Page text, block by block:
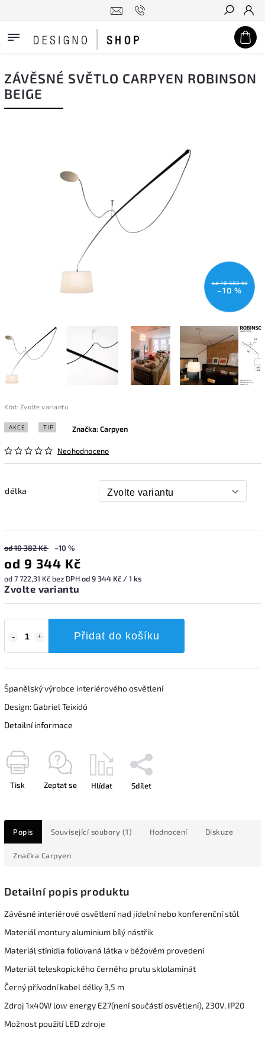
Hledat
ZÁVĚSNÉ SVĚTLO CARPYEN ROBINSON
BEIGE
od 10 382 Kč
–10 %
Kód: Zvolte variantu
AKCE TIP
Neohodnoceno
Značka:Carpyen
délka
od 10 382 Kč –10 %
od 9 344 Kč
od7 722,31 Kč bez DPHod 9 344 Kč / 1 ks
Zvolte variantu
Přidat do košíku
Španělský výrobce interiérového osvětlení
Design: Gabriel Teixidó
Detailní informace
Tisk Zeptat se Hlídat Sdílet
Popis Související soubory (1) Hodnocení Diskuze
Značka Carpyen
Detailní popis produktu
Závěsné interiérové osvětlení nad jídelní nebo konferenční stůl
Materiál montury aluminium bílý nástřik
Materiál stínidla foliovaná látka v béžovém provedení
Materiál teleskopického černého prutu sklolaminát
Černý přívodní kabel délky 3,5 m
Zdroj 1x40W low energy E27(není součástí osvětlení), 230V, IP20
Možnost použití LED zdroje